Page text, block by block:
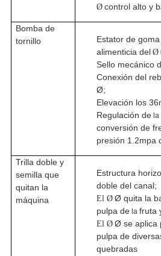
Ø control alto y
Bomba de
tornillo
Estator de
alimenticia del Ø
Sello mecánico
Conexión del
Ø;
Elevación los
Regulación de la
conversión de
presión 1.2mpa
Trilla doble y
semilla que
quitan la
máquina
Estructura
doble del canal;
El Ø Ø quita la
pulpa de lafruta
El Ø Ø se aplica
pulpa de
quebradas